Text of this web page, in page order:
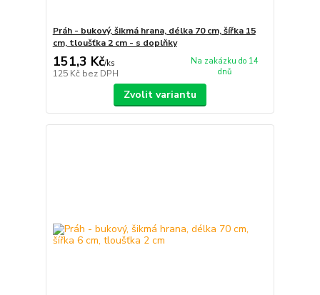
Práh - bukový, šikmá hrana, délka 70 cm, šířka 15
cm, tloušťka 2 cm - s doplňky
151,3 Kč/ks
125 Kč bez DPH
Na zakázku do 14
dnů
Zvolit variantu